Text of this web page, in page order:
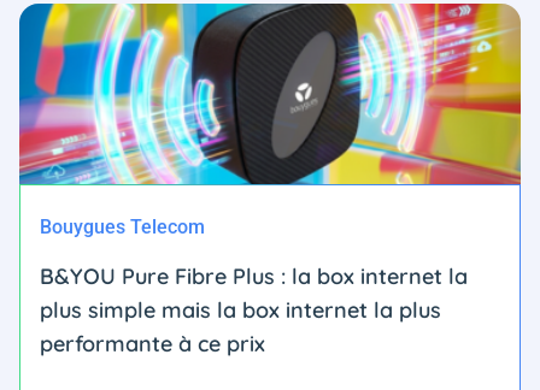
Bouygues Telecom
B&YOU Pure Fibre Plus : la box internet la
plus simple mais la box internet la plus
performante à ce prix